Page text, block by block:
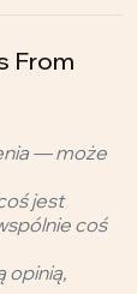
From
— może
jest
coś
opinią,